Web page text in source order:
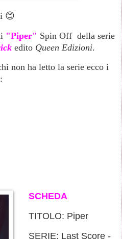
😊
"Piper" Spin Off della serie
edito Queen Edizioni.
non ha letto la serie ecco i
SCHEDA
TITOLO: Piper
SERIE: Last Score -